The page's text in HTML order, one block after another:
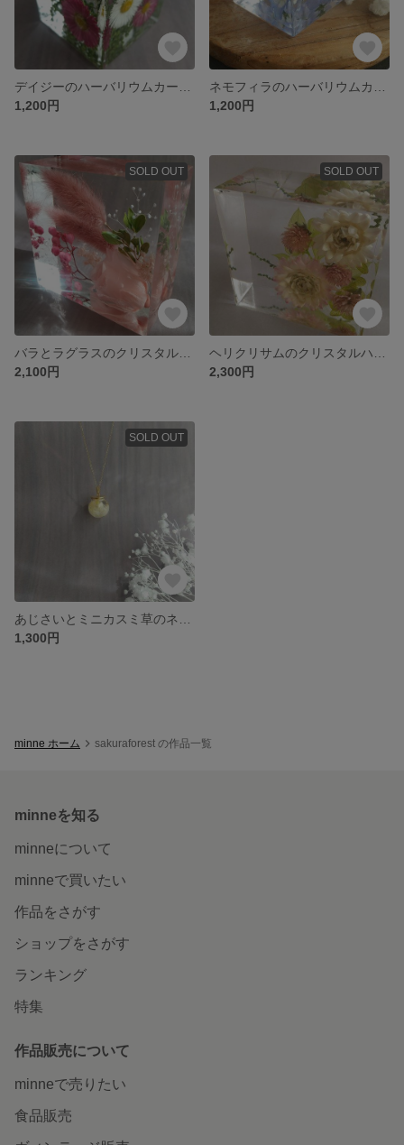
1,200円
1,200円
SOLD OUT
2,100円
SOLD OUT
2,300円
SOLD OUT
1,300円
minne ホーム sakuraforest の作品一覧
minneを知る
minneについて
minneで買いたい
作品をさがす
ショップをさがす
ランキング
特集
作品販売について
minneで売りたい
食品販売